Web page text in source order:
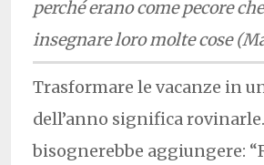
perché erano come pecore
insegnare loro molte cose
Trasformare le vacanze in
dell’anno significa
bisognerebbe aggiungere: